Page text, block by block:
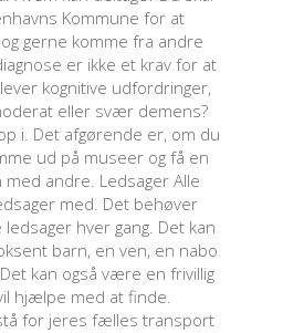
Kommune for at
gerne komme fra andre
er ikke et krav for at
kognitive udfordringer,
eller svær demens?
i. Det afgørende er, om du
ud på museer og få en
andre. Ledsager Alle
med. Det behøver
hver gang. Det kan
barn, en ven, en nabo
kan også være en frivillig
hjælpe med at finde.
for jeres fælles transport